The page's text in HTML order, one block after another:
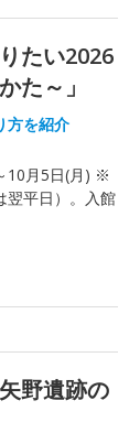
たい2026
た～」
方を紹介
10月5日(月) ※
翌平日）。入館
野遺跡の